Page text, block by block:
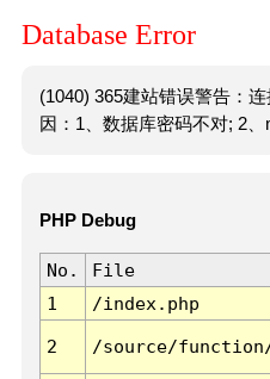
Database Error
(1040) 365建站错误警告：
因：1、数据库密码不对; 2、
PHP Debug
No. File
1
/index.php
2 /source/